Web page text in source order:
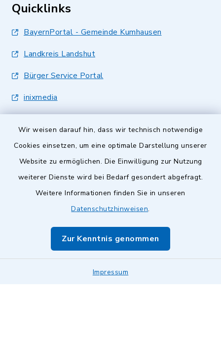
Wir weisen darauf hin, dass wir technisch notwendige
Cookies einsetzen, um eine optimale Darstellung unserer
Website zu ermöglichen. Die Einwilligung zur Nutzung
weiterer Dienste wird bei Bedarf gesondert abgefragt.
Weitere Informationen finden Sie in unseren
Datenschutzhinweisen.
Zur Kenntnis genommen
Impressum
Quicklinks
BayernPortal - Gemeinde Kumhausen
Landkreis Landshut
Bürger Service Portal
inixmedia
Barrierefreiheit
Impressum
Sitemap